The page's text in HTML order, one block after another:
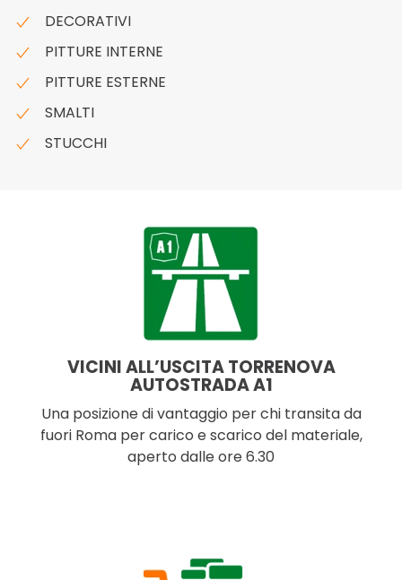
DECORATIVI
PITTURE INTERNE
PITTURE ESTERNE
SMALTI
STUCCHI
VICINI ALL’USCITA TORRENOVA
AUTOSTRADA A1
Una posizione di vantaggio per chi transita da
fuori Roma per carico e scarico del materiale,
aperto dalle ore 6.30